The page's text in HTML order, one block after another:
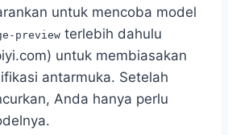
untuk mencoba model
preview terlebih dahulu
untuk membiasakan
antarmuka. Setelah
Anda hanya perlu